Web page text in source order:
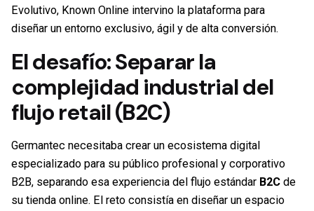
Evolutivo, Known Online intervino la plataforma para
diseñar un entorno exclusivo, ágil y de alta conversión.
El desafío: Separar la
complejidad industrial del
flujo retail (B2C)
Germantec necesitaba crear un ecosistema digital
especializado para su público profesional y corporativo
B2B, separando esa experiencia del flujo estándar B2C de
su tienda online. El reto consistía en diseñar un espacio